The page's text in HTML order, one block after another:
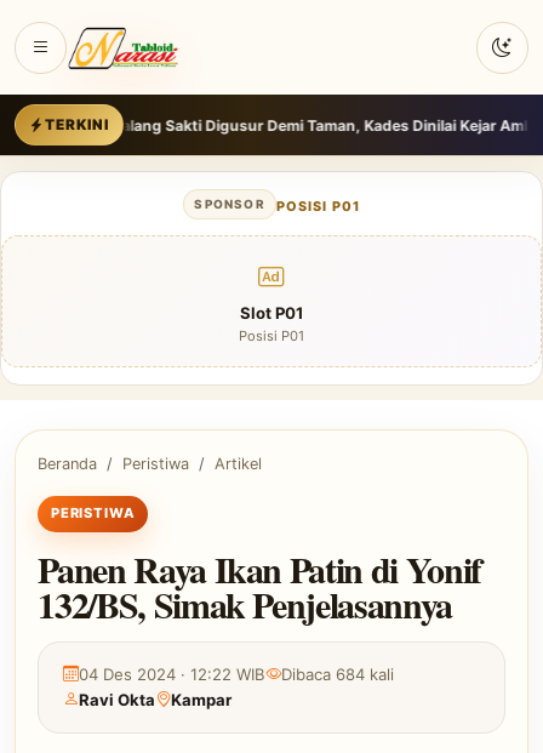
TERKINI
Sakti Digusur Demi Taman, Kades Dinilai Kejar Ambisi Dana Pusat
SPONSOR POSISI P01
Slot P01
Posisi P01
Beranda Peristiwa Artikel
PERISTIWA
Panen Raya Ikan Patin di Yonif
132/BS, Simak Penjelasannya
04 Des 2024 · 12:22 WIB
Dibaca 684 kali
Ravi Okta
Kampar